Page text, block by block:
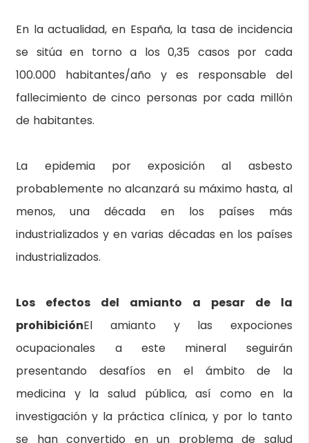
En la actualidad, en España, la tasa de incidencia
se sitúa en torno a los 0,35 casos por cada
100.000 habitantes/año y es responsable del
fallecimiento de cinco personas por cada millón
de habitantes.
La epidemia por exposición al asbesto
probablemente no alcanzará su máximo hasta, al
menos, una década en los países más
industrializados y en varias décadas en los países
industrializados.
Los efectos del amianto a pesar de la
prohibiciónEl amianto y las expociones
ocupacionales a este mineral seguirán
presentando desafíos en el ámbito de la
medicina y la salud pública, así como en la
investigación y la práctica clínica, y por lo tanto
se han convertido en un problema de salud